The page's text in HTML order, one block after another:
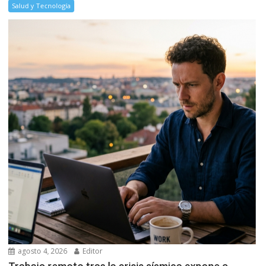
Salud y Tecnología
agosto 4, 2026 Editor